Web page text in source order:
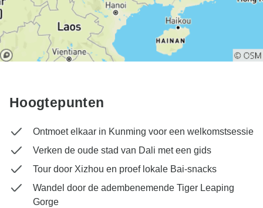
Hoogtepunten
Ontmoet elkaar in Kunming voor een welkomstsessie
Verken de oude stad van Dali met een gids
Tour door Xizhou en proef lokale Bai-snacks
Wandel door de adembenemende Tiger Leaping
Gorge